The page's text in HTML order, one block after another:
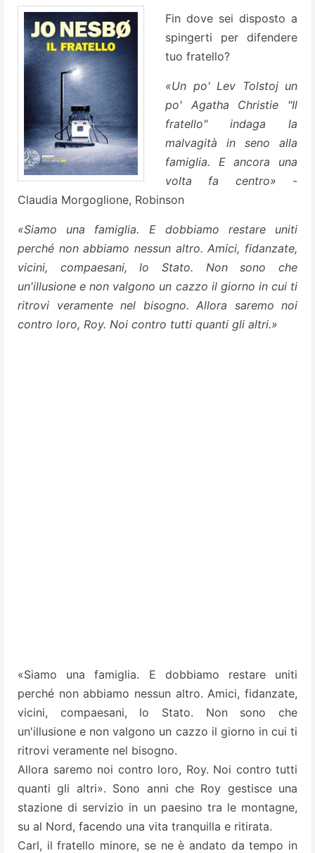
Fin dove sei disposto a
spingerti per difendere
tuo fratello?
«Un po' Lev Tolstoj un
po' Agatha Christie "Il
fratello" indaga la
malvagità in seno alla
famiglia. E ancora una
volta fa centro» -
Claudia Morgoglione, Robinson
«Siamo una famiglia. E dobbiamo restare uniti
perché non abbiamo nessun altro. Amici, fidanzate,
vicini, compaesani, lo Stato. Non sono che
un'illusione e non valgono un cazzo il giorno in cui ti
ritrovi veramente nel bisogno. Allora saremo noi
contro loro, Roy. Noi contro tutti quanti gli altri.»
«Siamo una famiglia. E dobbiamo restare uniti
perché non abbiamo nessun altro. Amici, fidanzate,
vicini, compaesani, lo Stato. Non sono che
un'illusione e non valgono un cazzo il giorno in cui ti
ritrovi veramente nel bisogno.
Allora saremo noi contro loro, Roy. Noi contro tutti
quanti gli altri». Sono anni che Roy gestisce una
stazione di servizio in un paesino tra le montagne,
su al Nord, facendo una vita tranquilla e ritirata.
Carl, il fratello minore, se ne è andato da tempo in